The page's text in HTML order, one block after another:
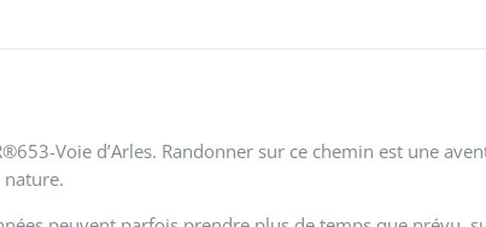
Voie d’Arles. Randonner sur ce chemin est une